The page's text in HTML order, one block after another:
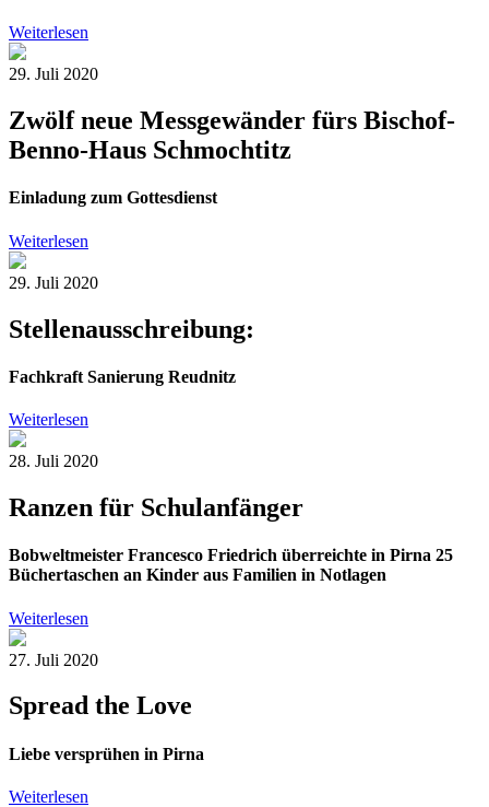
Weiterlesen
29. Juli 2020
Zwölf neue Messgewänder fürs Bischof-
Benno-Haus Schmochtitz
Einladung zum Gottesdienst
Weiterlesen
29. Juli 2020
Stellenausschreibung:
Fachkraft Sanierung Reudnitz
Weiterlesen
28. Juli 2020
Ranzen für Schulanfänger
Bobweltmeister Francesco Friedrich überreichte in Pirna 25
Büchertaschen an Kinder aus Familien in Notlagen
Weiterlesen
27. Juli 2020
Spread the Love
Liebe versprühen in Pirna
Weiterlesen